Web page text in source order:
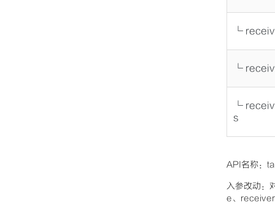
└
└
└
s
API名称：
入参改动：
e、